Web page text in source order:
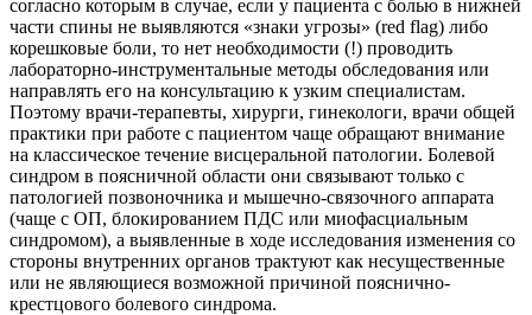
согласно которым в случае, если у пациента с болью в нижней
части спины не выявляются «знаки угрозы» (red flag) либо
корешковые боли, то нет необходимости (!) проводить
лабораторно-инструментальные методы обследования или
направлять его на консультацию к узким специалистам.
Поэтому врачи-терапевты, хирурги, гинекологи, врачи общей
практики при работе с пациентом чаще обращают внимание
на классическое течение висцеральной патологии. Болевой
синдром в поясничной области они связывают только с
патологией позвоночника и мышечно-связочного аппарата
(чаще с ОП, блокированием ПДС или миофасциальным
синдромом), а выявленные в ходе исследования изменения со
стороны внутренних органов трактуют как несущественные
или не являющиеся возможной причиной пояснично-
крестцового болевого синдрома.